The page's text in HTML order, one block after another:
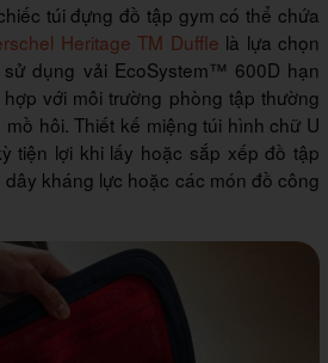
túi đựng đồ tập gym có thể chứa
Heritage TM Duffle là lựa chọn
dụng vải EcoSystem™ 600D hạn
với môi trường phòng tập thường
hôi. Thiết kế miệng túi hình chữ U
tiện lợi khi lấy hoặc sắp xếp đồ tập
kháng lực hoặc các món đồ công